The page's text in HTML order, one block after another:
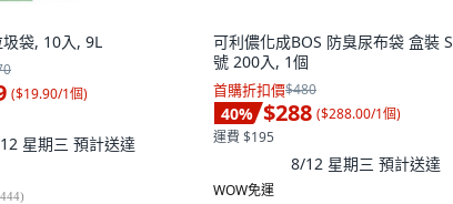
袋, 10入, 9L
($19.90/1個)
星期三 預計送達
)
可利儂化成BOS 防臭尿布袋 盒裝 S
號 200入, 1個
首購折扣價$480
40% $288 ($288.00/1個)
運費 $195
8/12 星期三 預計送達
WOW免運